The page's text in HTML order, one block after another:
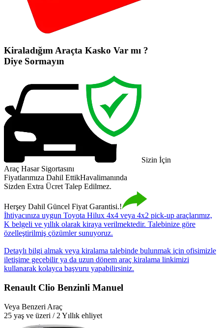
Kiraladığım Araçta Kasko Var mı ?
Diye Sormayın
Sizin İçin
Araç Hasar Sigortasını
Fiyatlarımıza Dahil EttikHavalimanında
Sizden Extra Ücret Talep Edilmez.
Herşey Dahil Güncel Fiyat Garantisi.!
İhtiyacınıza uygun Toyota Hilux 4x4 veya 4x2 pick-up araçlarımız,
K belgeli ve yıllık olarak kiraya verilmektedir. Talebinize göre
özelleştirilmiş çözümler sunuyoruz.
Detaylı bilgi almak veya kiralama talebinde bulunmak için ofisimizle
iletişime geçebilir ya da uzun dönem araç kiralama linkimizi
kullanarak kolayca başvuru yapabilirsiniz.
Renault Clio Benzinli Manuel
Veya Benzeri Araç
25 yaş ve üzeri / 2 Yıllık ehliyet